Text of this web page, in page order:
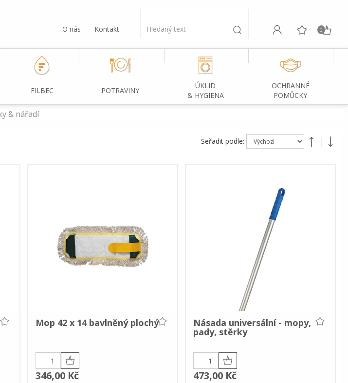
O nás Kontakt 0
FILBEC POTRAVINY
ÚKLID
& HYGIENA
OCHRANNÉ
POMŮCKY
& nářadí
Seřadit podle:
Mop 42 x 14 bavlněný plochý
346,00 Kč
Násada universální - mopy,
pady, stěrky
473,00 Kč